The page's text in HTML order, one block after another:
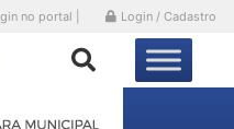
no portal | Login / Cadastro